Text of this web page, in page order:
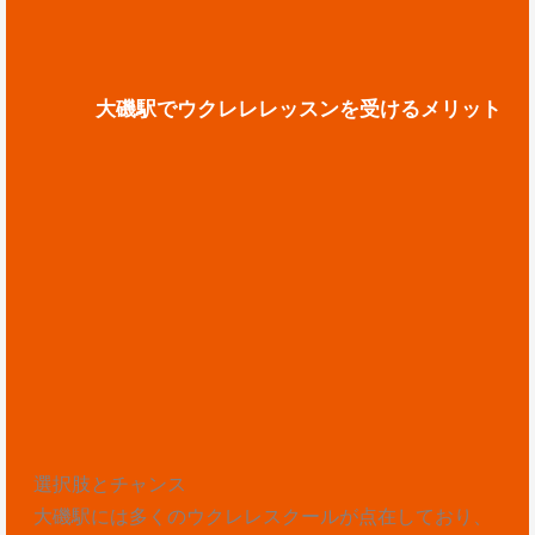
大磯駅でウクレレレッスンを受けるメリット
選択肢とチャンス
大磯駅には多くのウクレレスクールが点在しており、